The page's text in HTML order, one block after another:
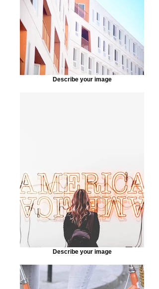
Describe your image
Describe your image